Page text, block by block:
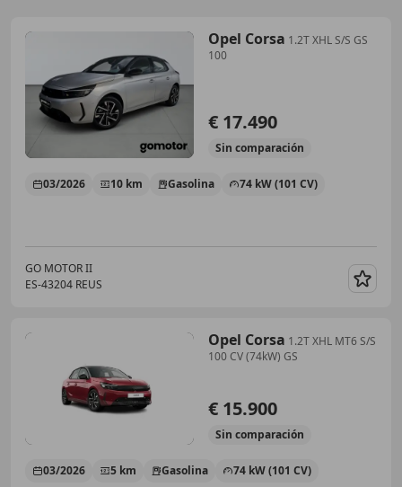
Opel Corsa 1.2T XHL S/S GS
100
€ 17.490
Sin comparación
03/2026 10 km Gasolina 74 kW (101 CV)
GO MOTOR II
ES-43204 REUS
Opel Corsa 1.2T XHL MT6 S/S
100 CV (74kW) GS
€ 15.900
Sin comparación
03/2026 5 km Gasolina 74 kW (101 CV)